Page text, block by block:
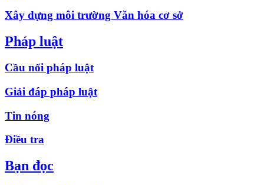
Xây dựng môi trường Văn hóa cơ sở
Pháp luật
Cầu nối pháp luật
Giải đáp pháp luật
Tin nóng
Điều tra
Bạn đọc